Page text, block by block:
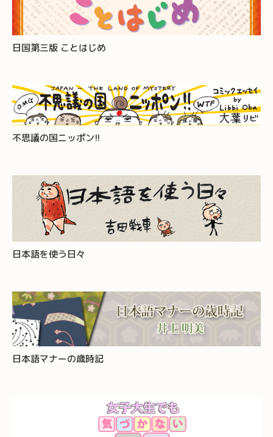
日国第三版 ことはじめ
不思議の国ニッポン!!
日本語を使う日々
日本語マナーの歳時記